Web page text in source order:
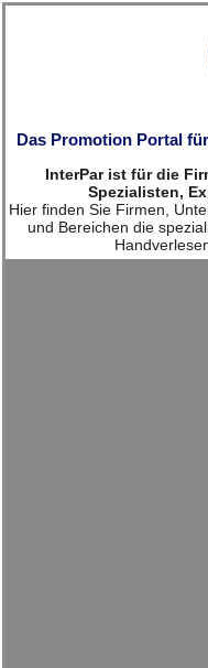
Das Promotion Portal
InterPar ist für die
Spezialisten,
Hier finden Sie Firmen,
und Bereichen die